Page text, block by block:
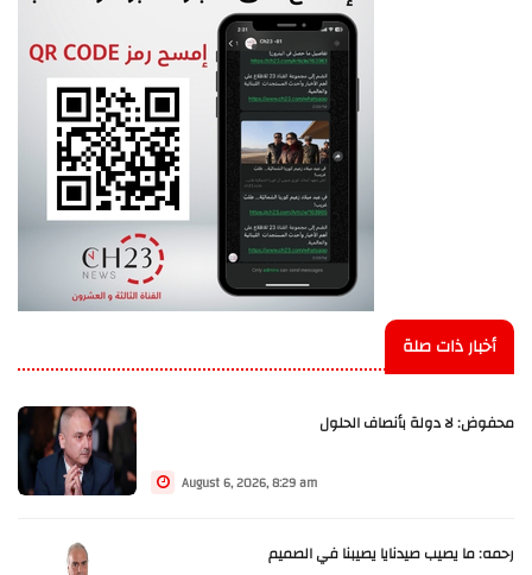
أخبار ذات صلة
محفوض: لا دولة بأنصاف الحلول
August 6, 2026, 8:29 am
رحمه: ما يصيب صيدنايا يصيبنا في الصميم